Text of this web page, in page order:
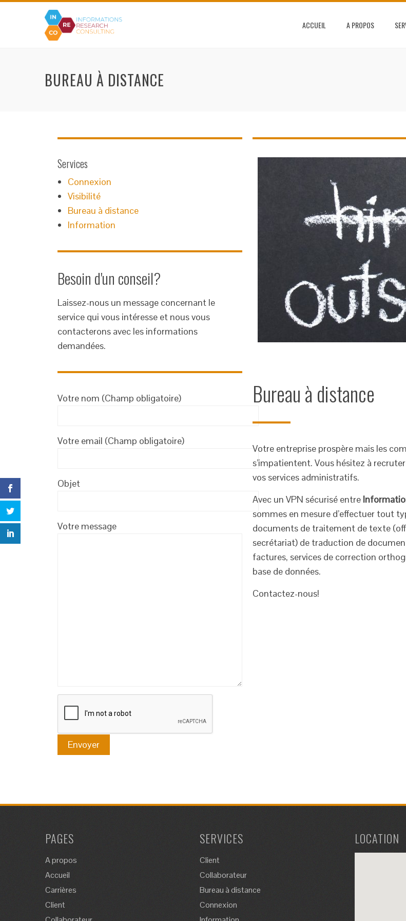
ACCUEIL A PROPOS
BUREAU À DISTANCE
Services
Connexion
Visibilité
Bureau à distance
Information
Besoin d'un conseil?
Laissez-nous un message concernant le
service qui vous intéresse et nous vous
contacterons avec les informations
demandées.
Votre nom (Champ obligatoire)
Votre email (Champ obligatoire)
Objet
Votre message
Bureau à distance
Votre entreprise prospère mais les
s’impatientent. Vous hésitez à
vos services administratifs.
Avec un VPN sécurisé entre
sommes en mesure d’effectuer tout
documents de traitement de texte
secrétariat) de traduction de
factures, services de correction
base de données.
Contactez-nous!
PAGES
A propos
Accueil
Carrières
Client
SERVICES
Client
Collaborateur
Bureau à distance
Connexion
LOCATION